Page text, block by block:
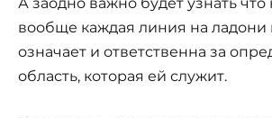
вообще каждая линия на ладони
означает и ответственна за
область, которая ей служит.